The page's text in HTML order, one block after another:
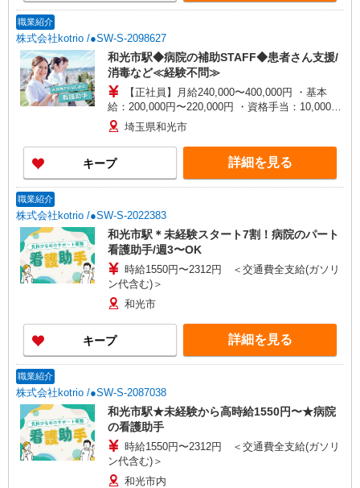
職業紹介
株式会社kotrio /●SW-S-2098627
和光市駅◆病院の補助STAFF◆患者さん支援/
消毒など≪経験不問≫
【正社員】月給240,000〜400,000円 ・基本
給：200,000円〜220,000円 ・資格手当：10,000〜
30,000円 ・役職手当：10,000〜70,000円 ・処遇改
善手当：20,000〜60,000円（勤続年数、保有資格
により変動） ・固定残業手当：20,000円（10時
間） ※固定残業時間を超過する場合には超過勤務
手当として別途支給 ・夜勤手当：10,000円/1回
歓迎 ・認知症介護基礎研修 ・初任者研修 ・実務
者研修 ・介護福祉士 など
埼玉県和光市
キープ 詳細を見る
職業紹介
株式会社kotrio /●SW-S-2022383
和光市駅＊未経験スタート7割！病院のパート
看護助手/週3〜OK
時給1550円〜2312円 ＜交通費全支給(ガソリ
ン代含む)＞
和光市
キープ 詳細を見る
職業紹介
株式会社kotrio /●SW-S-2087038
和光市駅★未経験から高時給1550円〜★病院
の看護助手
時給1550円〜2312円 ＜交通費全支給(ガソリ
ン代含む)＞
和光市内